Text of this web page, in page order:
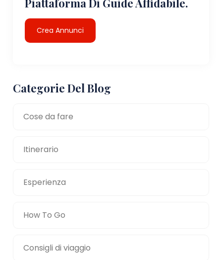
Crea Annunci
Categorie Del Blog
Cose da fare
Itinerario
Esperienza
How To Go
Consigli di viaggio